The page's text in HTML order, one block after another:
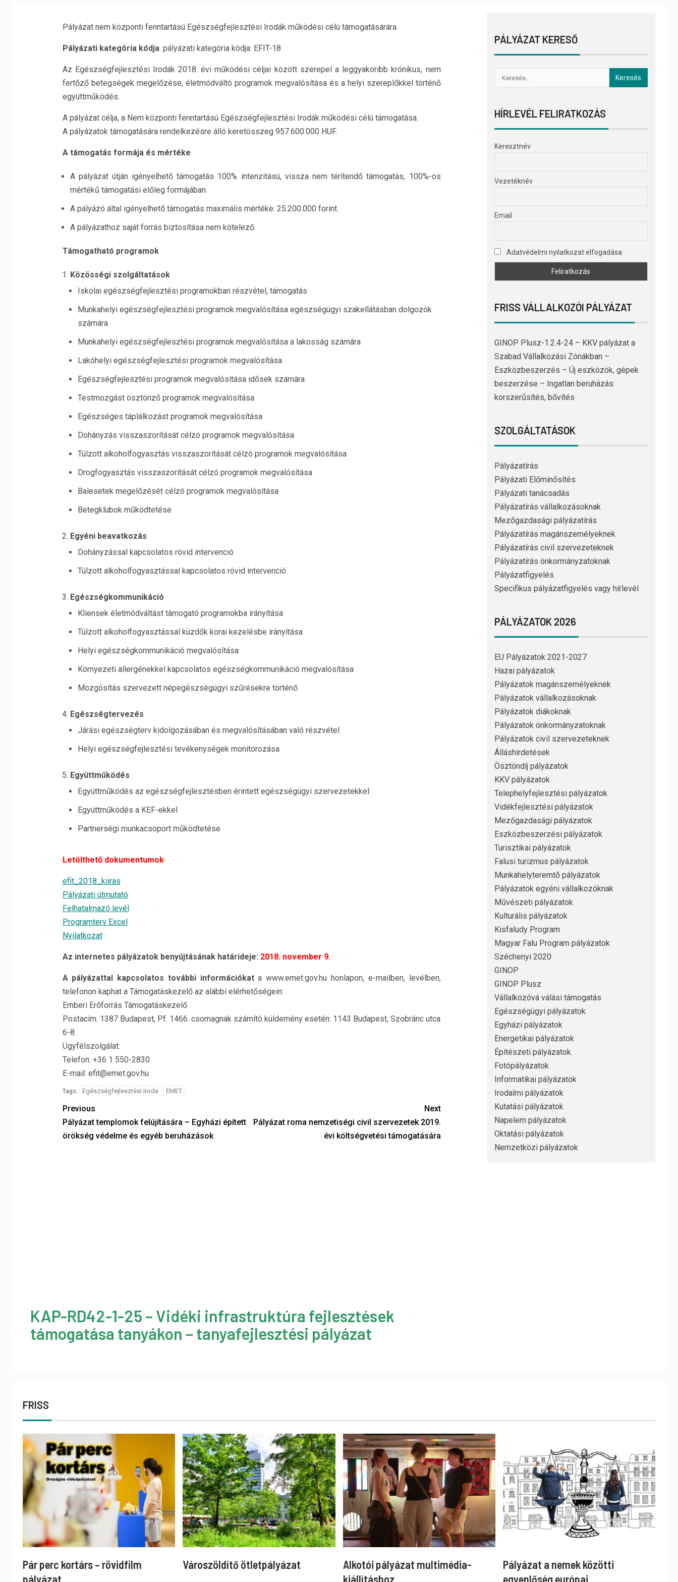
Pályázat nem központi fenntartású Egészségfejlesztési Irodák működési célú támogatásárára.
Pályázati kategória kódja: pályázati kategória kódja: EFIT-18
Az Egészségfejlesztési Irodák 2018. évi működési céljai között szerepel a leggyakoribb krónikus, nem
fertőző betegségek megelőzése, életmódváltó programok megvalósítása és a helyi szereplőkkel történő
együttműködés.
A pályázat célja, a Nem központi fenntartású Egészségfejlesztési Irodák működési célú támogatása.
A pályázatok támogatására rendelkezésre álló keretösszeg 957.600.000 HUF.
A támogatás formája és mértéke
A pályázat útján igényelhető támogatás 100% intenzitású, vissza nem térítendő támogatás, 100%-os
mértékű támogatási előleg formájában.
A pályázó által igényelhető támogatás maximális mértéke: 25.200.000 forint.
A pályázathoz saját forrás biztosítása nem kötelező.
Támogatható programok
Közösségi szolgáltatások
Iskolai egészségfejlesztési programokban részvétel, támogatás
Munkahelyi egészségfejlesztési programok megvalósítása egészségügyi szakellátásban dolgozók
számára
Munkahelyi egészségfejlesztési programok megvalósítása a lakosság számára
Lakóhelyi egészségfejlesztési programok megvalósítása
Egészségfejlesztési programok megvalósítása idősek számára
Testmozgást ösztönző programok megvalósítása
Egészséges táplálkozást programok megvalósítása
Dohányzás visszaszorítását célzó programok megvalósítása
Túlzott alkoholfogyasztás visszaszorítását célzó programok megvalósítása
Drogfogyasztás visszaszorítását célzó programok megvalósítása
Balesetek megelőzését célzó programok megvalósítása
Betegklubok működtetése
Egyéni beavatkozás
Dohányzással kapcsolatos rövid intervenció
Túlzott alkoholfogyasztással kapcsolatos rövid intervenció
Egészségkommunikáció
Kliensek életmódváltást támogató programokba irányítása
Túlzott alkoholfogyasztással küzdők korai kezelésbe irányítása
Helyi egészségkommunikáció megvalósítása
Környezeti allergénekkel kapcsolatos egészségkommunikáció megvalósítása
Mozgósítás szervezett népegészségügyi szűrésekre történő
Egészségtervezés
Járási egészségterv kidolgozásában és megvalósításában való részvétel
Helyi egészségfejlesztési tevékenységek monitorozása
Együttműködés
Együttműködés az egészségfejlesztésben érintett egészségügyi szervezetekkel
Együttműködés a KEF-ekkel
Partnerségi munkacsoport működtetése
Letölthető dokumentumok
efit_2018_kiiras
Pályázati útmutató
Felhatalmazó levél
Programterv Excel
Nyilatkozat
Az internetes pályázatok benyújtásának határideje: 2018. november 9.
A pályázattal kapcsolatos további információkata www.emet.gov.hu honlapon, e-mailben, levélben,
telefonon kaphat a Támogatáskezelő az alábbi elérhetőségein:
Emberi Erőforrás Támogatáskezelő
Postacím: 1387 Budapest, Pf. 1466. csomagnak számító küldemény esetén: 1143 Budapest, Szobránc utca
6-8.
Ügyfélszolgálat:
Telefon: +36 1 550-2830
E-mail: efit@emet.gov.hu
Tags: Egészségfejlesztési Iroda EMET
Previous
Pályázat templomok felújítására – Egyházi épített
örökség védelme és egyéb beruházások
Next
Pályázat roma nemzetiségi civil szervezetek 2019.
évi költségvetési támogatására
KAP-RD42-1-25 – Vidéki infrastruktúra fejlesztések
támogatása tanyákon – tanyafejlesztési pályázat
PÁLYÁZAT KERESŐ
HÍRLEVÉL FELIRATKOZÁS
Keresztnév
Vezetéknév
Email
Adatvédelmi nyilatkozat elfogadása
FRISS VÁLLALKOZÓI PÁLYÁZAT
GINOP Plusz-1.2.4-24 – KKV pályázat a
Szabad Vállalkozási Zónákban –
Eszközbeszerzés – Új eszközök, gépek
beszerzése – Ingatlan beruházás:
korszerűsítés, bővítés
SZOLGÁLTATÁSOK
Pályázatírás
Pályázati Előminősítés
Pályázati tanácsadás
Pályázatírás vállalkozásoknak
Mezőgazdasági pályázatírás
Pályázatírás magánszemélyeknek
Pályázatírás civil szervezeteknek
Pályázatírás önkormányzatoknak
Pályázatfigyelés
Specifikus pályázatfigyelés vagy hírlevél
PÁLYÁZATOK 2026
EU Pályázatok 2021-2027
Hazai pályázatok
Pályázatok magánszemélyeknek
Pályázatok vállalkozásoknak
Pályázatok diákoknak
Pályázatok önkormányzatoknak
Pályázatok civil szervezeteknek
Álláshirdetések
Ösztöndíj pályázatok
KKV pályázatok
Telephelyfejlesztési pályázatok
Vidékfejlesztési pályázatok
Mezőgazdasági pályázatok
Eszközbeszerzési pályázatok
Turisztikai pályázatok
Falusi turizmus pályázatok
Munkahelyteremtő pályázatok
Pályázatok egyéni vállalkozóknak
Művészeti pályázatok
Kulturális pályázatok
Kisfaludy Program
Magyar Falu Program pályázatok
Széchenyi 2020
GINOP
GINOP Plusz
Vállalkozóvá válási támogatás
Egészségügyi pályázatok
Egyházi pályázatok
Energetikai pályázatok
Építészeti pályázatok
Fotópályázatok
Informatikai pályázatok
Irodalmi pályázatok
Kutatási pályázatok
Napelem pályázatok
Oktatási pályázatok
Nemzetközi pályázatok
FRISS
Pár perc kortárs – rövidfilm
pályázat
Városzöldítő ötletpályázat
Alkotói pályázat multimédia-
kiállításhoz
Pályázat a nemek közötti
egyenlőség európai